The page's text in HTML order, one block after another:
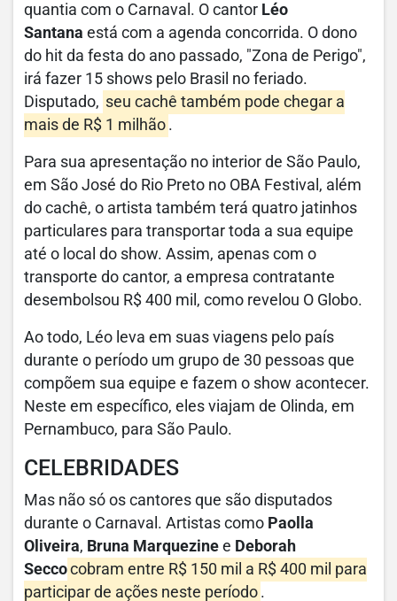
quantia com o Carnaval. O cantor Léo
Santana está com a agenda concorrida. O dono
do hit da festa do ano passado, "Zona de Perigo",
irá fazer 15 shows pelo Brasil no feriado.
Disputado, seu cachê também pode chegar a
mais de R$ 1 milhão .
Para sua apresentação no interior de São Paulo,
em São José do Rio Preto no OBA Festival, além
do cachê, o artista também terá quatro jatinhos
particulares para transportar toda a sua equipe
até o local do show. Assim, apenas com o
transporte do cantor, a empresa contratante
desembolsou R$ 400 mil, como revelou O Globo.
Ao todo, Léo leva em suas viagens pelo país
durante o período um grupo de 30 pessoas que
compõem sua equipe e fazem o show acontecer.
Neste em específico, eles viajam de Olinda, em
Pernambuco, para São Paulo.
CELEBRIDADES
Mas não só os cantores que são disputados
durante o Carnaval. Artistas como Paolla
Oliveira, Bruna Marquezine e Deborah
Seccocobram entre R$ 150 mil a R$ 400 mil para
participar de ações neste período .